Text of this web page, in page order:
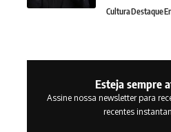
CulturaDestaque
Esteja sempre
Assine nossa newsletter para
recentes